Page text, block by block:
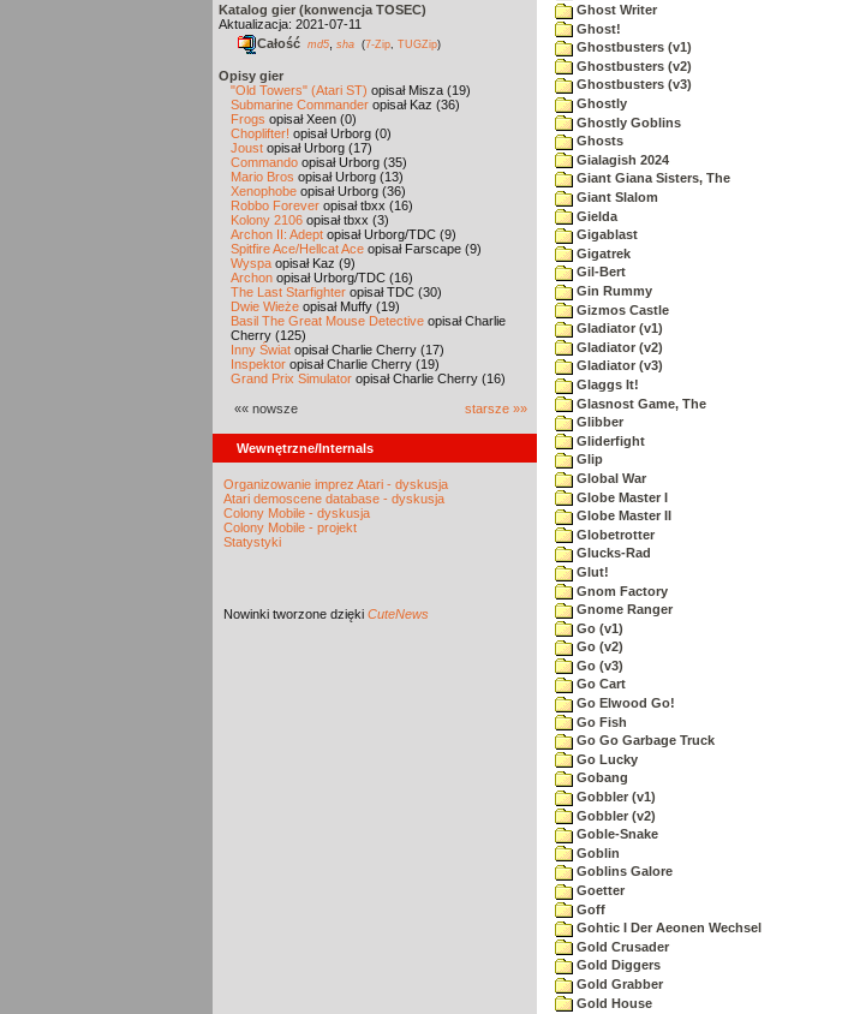
Katalog gier (konwencja TOSEC)
Aktualizacja: 2021-07-11
Całość md5 sha (7-Zip TUGZip)
Opisy gier
"Old Towers" (Atari ST) opisał Misza (19)
Submarine Commander opisał Kaz (36)
Frogs opisał Xeen (0)
Choplifter! opisał Urborg (0)
Joust opisał Urborg (17)
Commando opisał Urborg (35)
Mario Bros opisał Urborg (13)
Xenophobe opisał Urborg (36)
Robbo Forever opisał tbxx (16)
Kolony 2106 opisał tbxx (3)
Archon II: Adept opisał Urborg/TDC (9)
Spitfire Ace/Hellcat Ace opisał Farscape (9)
Wyspa opisał Kaz (9)
Archon opisał Urborg/TDC (16)
The Last Starfighter opisał TDC (30)
Dwie Wieże opisał Muffy (19)
Basil The Great Mouse Detective opisał Charlie
Cherry (125)
Inny Świat opisał Charlie Cherry (17)
Inspektor opisał Charlie Cherry (19)
Grand Prix Simulator opisał Charlie Cherry (16)
«« nowsze starsze »»
Wewnętrzne/Internals
Organizowanie imprez Atari - dyskusja
Atari demoscene database - dyskusja
Colony Mobile - dyskusja
Colony Mobile - projekt
Statystyki
Nowinki tworzone dzięki CuteNews
Ghost Writer
Ghost!
Ghostbusters (v1)
Ghostbusters (v2)
Ghostbusters (v3)
Ghostly
Ghostly Goblins
Ghosts
Gialagish 2024
Giant Giana Sisters, The
Giant Slalom
Gielda
Gigablast
Gigatrek
Gil-Bert
Gin Rummy
Gizmos Castle
Gladiator (v1)
Gladiator (v2)
Gladiator (v3)
Glaggs It!
Glasnost Game, The
Glibber
Gliderfight
Glip
Global War
Globe Master I
Globe Master II
Globetrotter
Glucks-Rad
Glut!
Gnom Factory
Gnome Ranger
Go (v1)
Go (v2)
Go (v3)
Go Cart
Go Elwood Go!
Go Fish
Go Go Garbage Truck
Go Lucky
Gobang
Gobbler (v1)
Gobbler (v2)
Goble-Snake
Goblin
Goblins Galore
Goetter
Goff
Gohtic I Der Aeonen Wechsel
Gold Crusader
Gold Diggers
Gold Grabber
Gold House